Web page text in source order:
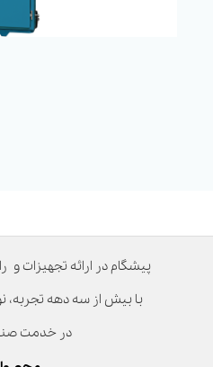
پیشگام در ارائه تجهیزات
با بیش از سه دهه تجربه،
در خدمت